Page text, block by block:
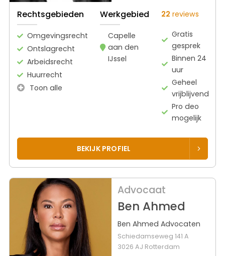
Rechtsgebieden
Omgevingsrecht
Ontslagrecht
Arbeidsrecht
Huurrecht
Toon alle
Werkgebied
Capelle
aan den
IJssel
22 reviews
Gratis
gesprek
Binnen 24
uur
Geheel
vrijblijvend
Pro deo
mogelijk
BEKIJK PROFIEL
Advocaat
Ben Ahmed
Ben Ahmed Advocaten
Schiedamseweg 141 A
3026 AJ Rotterdam